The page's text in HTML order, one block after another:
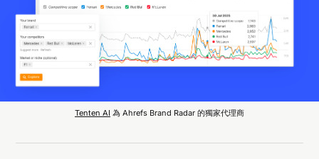
Tenten AI 為 Ahrefs Brand Radar 的獨家代理商